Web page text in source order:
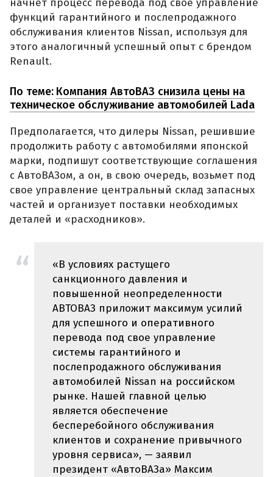
начнет процесс перевода под свое управление
функций гарантийного и послепродажного
обслуживания клиентов Nissan, используя для
этого аналогичный успешный опыт с брендом
Renault.
По теме: Компания АвтоВАЗ снизила цены на
техническое обслуживание автомобилей Lada
Предполагается, что дилеры Nissan, решившие
продолжить работу с автомобилями японской
марки, подпишут соответствующие соглашения
с АвтоВАЗом, а он, в свою очередь, возьмет под
свое управление центральный склад запасных
частей и организует поставки необходимых
деталей и «расходников».
«В условиях растущего
санкционного давления и
повышенной неопределенности
АВТОВАЗ приложит максимум усилий
для успешного и оперативного
перевода под свое управление
системы гарантийного и
послепродажного обслуживания
автомобилей Nissan на российском
рынке. Нашей главной целью
является обеспечение
бесперебойного обслуживания
клиентов и сохранение привычного
уровня сервиса», — заявил
президент «АвтоВАЗа» Максим